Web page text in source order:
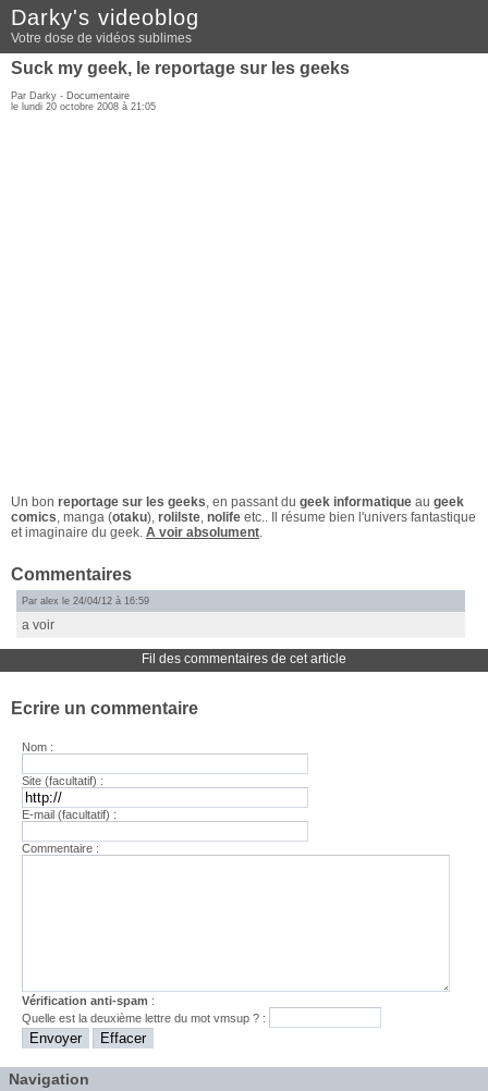
Darky's videoblog
Votre dose de vidéos sublimes
Suck my geek, le reportage sur les geeks
Par Darky - Documentaire
le lundi 20 octobre 2008 à 21:05
Un bon reportage sur les geeks, en passant du geek informatique au geek
comics, manga (otaku), rolilste, nolife etc.. Il résume bien l'univers fantastique
et imaginaire du geek. A voir absolument.
Commentaires
Par alex le 24/04/12 à 16:59
a voir
Fil des commentaires de cet article
Ecrire un commentaire
Nom :
Site (facultatif) :
E-mail (facultatif) :
Commentaire :
Vérification anti-spam :
Quelle est ladeuxième lettre du motvmsup ? :
Navigation